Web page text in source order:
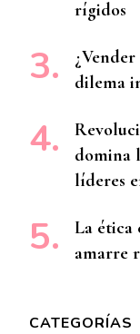
rígidos
dilema
domina
líderes
La ética
amarre
CATEGORÍAS